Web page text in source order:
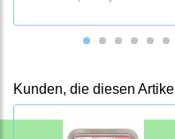
Kunden, die diesen